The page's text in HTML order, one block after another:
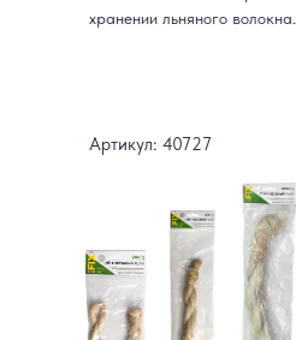
хранении льняного волокна.
Артикул: 40727